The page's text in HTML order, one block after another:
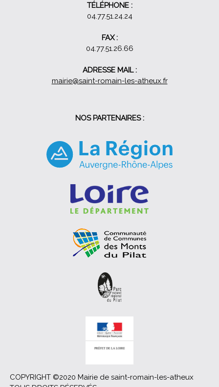
NOS PARTENAIRES :
COPYRIGHT ©2020 Mairie de saint-romain-les-atheux
TÉLÉPHONE :
04.77.51.24.24
FAX :
04.77.51.26.66
ADRESSE MAIL :
mairie@saint-romain-les-atheux.fr